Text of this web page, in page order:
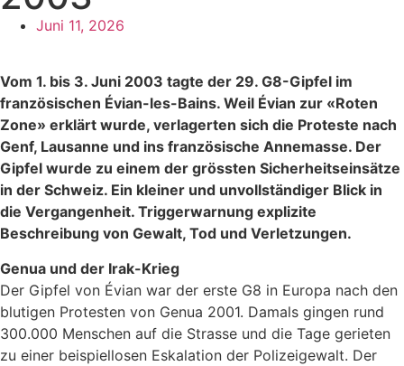
Juni 11, 2026
Vom 1. bis 3. Juni 2003 tagte der 29. G8-Gipfel im
französischen Évian-les-Bains. Weil Évian zur «Roten
Zone» erklärt wurde, verlagerten sich die Proteste nach
Genf, Lausanne und ins französische Annemasse. Der
Gipfel wurde zu einem der grössten Sicherheitseinsätze
in der Schweiz. Ein kleiner und unvollständiger Blick in
die Vergangenheit. Triggerwarnung explizite
Beschreibung von Gewalt, Tod und Verletzungen.
Genua und der Irak-Krieg
Der Gipfel von Évian war der erste G8 in Europa nach den
blutigen Protesten von Genua 2001. Damals gingen rund
300.000 Menschen auf die Strasse und die Tage gerieten
zu einer beispiellosen Eskalation der Polizeigewalt. Der